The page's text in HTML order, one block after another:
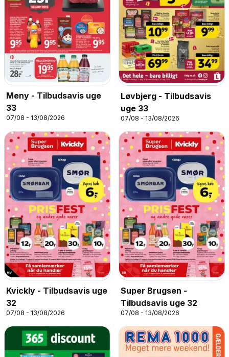
Meny - Tilbudsavis uge
33
07/08 - 13/08/2026
Løvbjerg - Tilbudsavis
uge 33
07/08 - 13/08/2026
Kvickly - Tilbudsavis uge
32
07/08 - 13/08/2026
Super Brugsen -
Tilbudsavis uge 32
07/08 - 13/08/2026